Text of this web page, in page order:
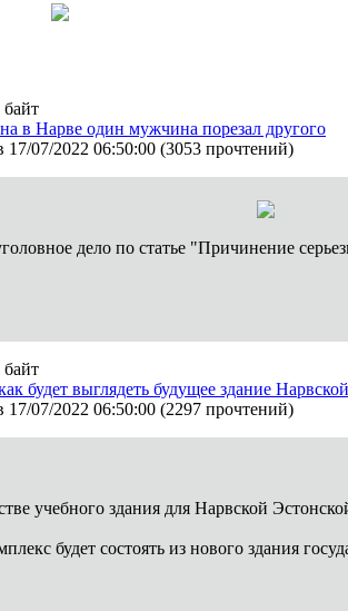
байт
в Нарве один мужчина порезал другого
17/07/2022 06:50:00 (3053 прочтений)
дело по статье "Причинение
байт
будет выглядеть будущее здание
17/07/2022 06:50:00 (2297 прочтений)
учебного здания для Нарвской
будет состоять из нового здания